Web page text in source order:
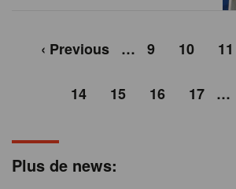
Plus de news:
‹ Previous … 9 10 11
14 15 16 17 …